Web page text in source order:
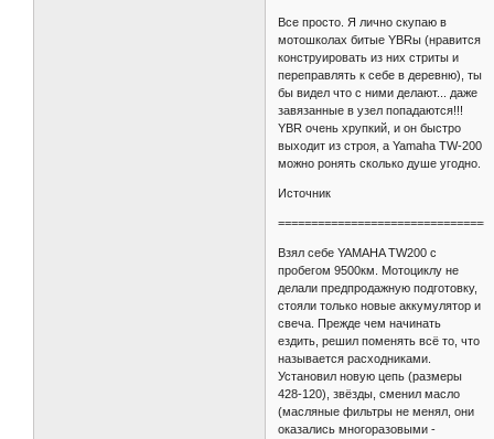
Все просто. Я лично скупаю в
мотошколах битые YBRы (нравится
конструировать из них стриты и
переправлять к себе в деревню), ты
бы видел что с ними делают... даже
завязанные в узел попадаются!!!
YBR очень хрупкий, и он быстро
выходит из строя, а Yamaha TW-200
можно ронять сколько душе угодно.
Источник
Взял себе YAMAHA TW200 с
пробегом 9500км. Мотоциклу не
делали предпродажную подготовку,
стояли только новые аккумулятор и
свеча. Прежде чем начинать
ездить, решил поменять всё то, что
называется расходниками.
Установил новую цепь (размеры
428-120), звёзды, сменил масло
(масляные фильтры не менял, они
оказались многоразовыми -